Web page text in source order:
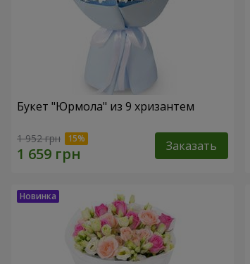
Букет "Юрмола" из 9 хризантем
1 952 грн Заказать